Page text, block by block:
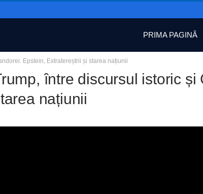
PRIMA PAGINĂ
Epstein, Extratereștrii și starea națiunii
între discursul istoric
națiunii